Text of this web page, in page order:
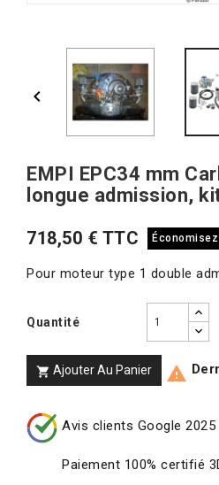

EMPI EPC34 mm
longue admission,
718,50 € TTC
Pour moteur type 1 double
Quantité
 Ajouter Au Panier 
Avis clients Google
Paiement 100% certifié